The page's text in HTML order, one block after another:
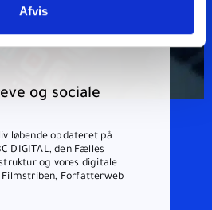
Afvis
og sociale
løbende opdateret på
DIGITAL, den Fælles
og vores digitale
Forfatterweb